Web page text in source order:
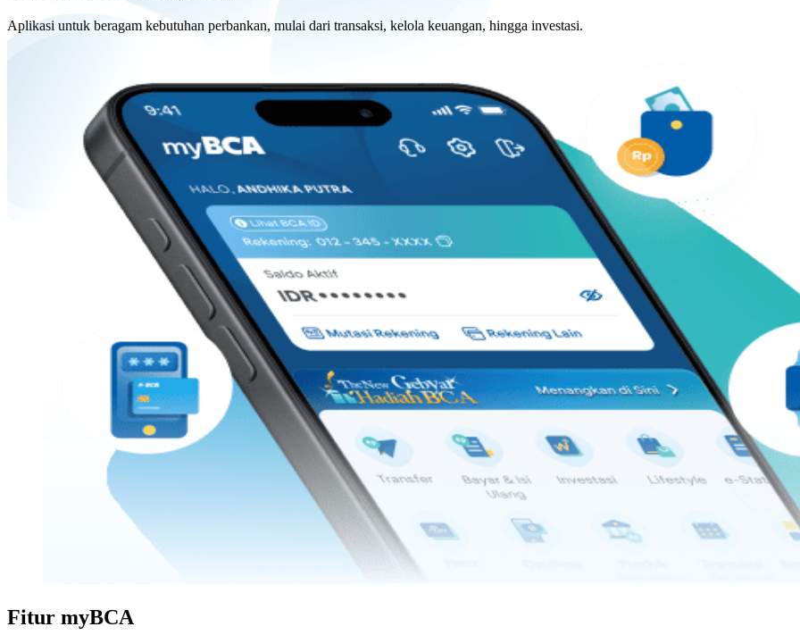
Aplikasi untuk beragam kebutuhan perbankan, mulai dari transaksi, kelola keuangan, hingga investasi.
Fitur myBCA